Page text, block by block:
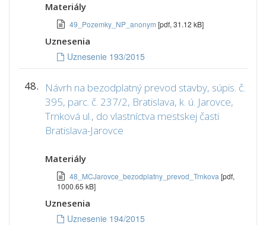
Materiály
49_Pozemky_NP_anonym [pdf, 31.12 kB]
Uznesenia
Uznesenie 193/2015
48.
Návrh na bezodplatný prevod stavby, súpis. č.
395, parc. č. 237/2, Bratislava, k. ú. Jarovce,
Trnková ul., do vlastníctva mestskej časti
Bratislava-Jarovce
Materiály
48_MCJarovce_bezodplatny_prevod_Trnkova [pdf,
1000.65 kB]
Uznesenia
Uznesenie 194/2015